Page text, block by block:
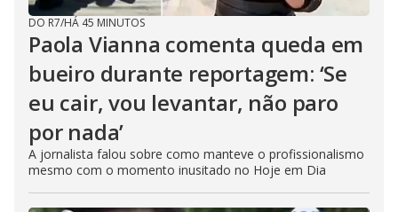
DO R7/HÁ 45 MINUTOS
Paola Vianna comenta queda em
bueiro durante reportagem: ‘Se
eu cair, vou levantar, não paro
por nada’
A jornalista falou sobre como manteve o profissionalismo
mesmo com o momento inusitado no Hoje em Dia